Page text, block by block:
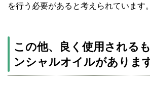
を行う必要があると考えられています。
この他、良く使用される
ンシャルオイルがあります